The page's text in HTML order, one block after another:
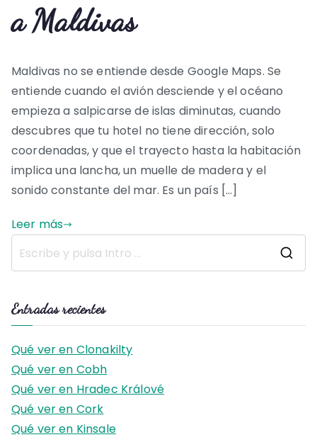
a Maldivas
Maldivas no se entiende desde Google Maps. Se
entiende cuando el avión desciende y el océano
empieza a salpicarse de islas diminutas, cuando
descubres que tu hotel no tiene dirección, solo
coordenadas, y que el trayecto hasta la habitación
implica una lancha, un muelle de madera y el
sonido constante del mar. Es un país […]
Leer más
Entradas recientes
Qué ver en Clonakilty
Qué ver en Cobh
Qué ver en Hradec Králové
Qué ver en Cork
Qué ver en Kinsale